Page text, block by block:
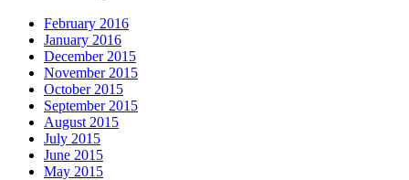
February 2016
January 2016
December 2015
November 2015
October 2015
September 2015
August 2015
July 2015
June 2015
May 2015